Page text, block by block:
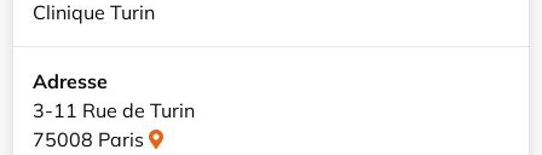
Clinique Turin
Adresse
3-11 Rue de Turin
75008 Paris